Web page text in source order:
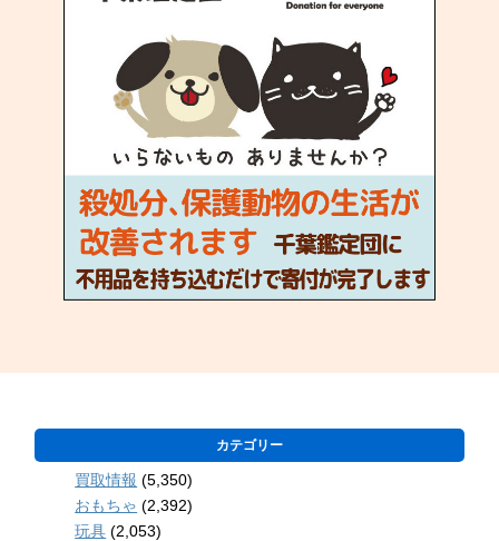
カテゴリー
買取情報 (5,350)
おもちゃ (2,392)
玩具 (2,053)